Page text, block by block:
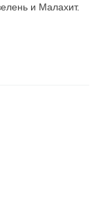
и Малахит.